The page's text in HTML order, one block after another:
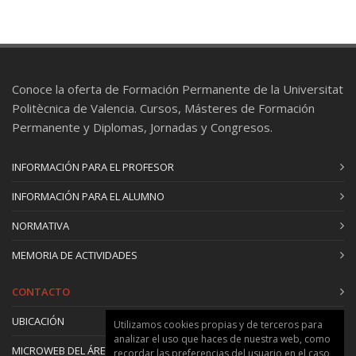
Conoce la oferta de Formación Permanente de la Universitat
Politècnica de Valencia. Cursos, Másteres de Formación
Permanente y Diplomas, Jornadas y Congresos.
INFORMACIÓN PARA EL PROFESOR
INFORMACIÓN PARA EL ALUMNO
NORMATIVA
MEMORIA DE ACTIVIDADES
CONTACTO
UBICACIÓN
MICROWEB DEL ÁREA
Utilizamos cookies propias y de terceros para
analizar el uso que haces de nuestra web, como
recordar las preferencias del usuario en el caso